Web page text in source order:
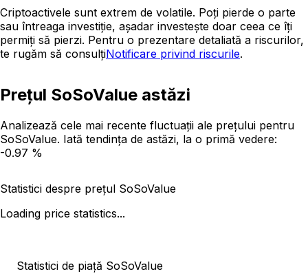
Criptoactivele sunt extrem de volatile. Poți pierde o parte
sau întreaga investiție, așadar investește doar ceea ce îți
permiți să pierzi. Pentru o prezentare detaliată a riscurilor,
te rugăm să consulțiNotificare privind riscurile.
Prețul SoSoValue astăzi
Analizează cele mai recente fluctuații ale prețului pentru
SoSoValue. Iată tendința de astăzi, la o primă vedere:
-0.97 %
Statistici despre prețul SoSoValue
Loading price statistics...
Statistici de piață SoSoValue